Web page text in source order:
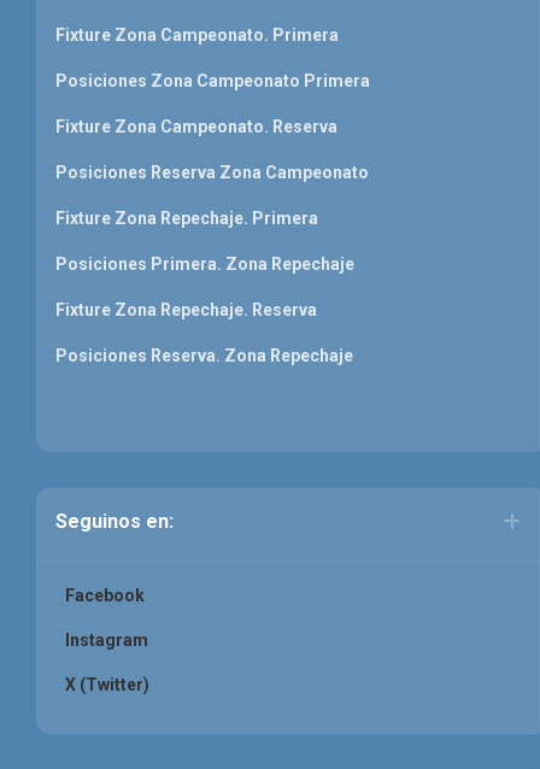
Fixture Zona Campeonato. Primera
Posiciones Zona Campeonato Primera
Fixture Zona Campeonato. Reserva
Posiciones Reserva Zona Campeonato
Fixture Zona Repechaje. Primera
Posiciones Primera. Zona Repechaje
Fixture Zona Repechaje. Reserva
Posiciones Reserva. Zona Repechaje
Seguinos en:
Facebook
Instagram
X (Twitter)